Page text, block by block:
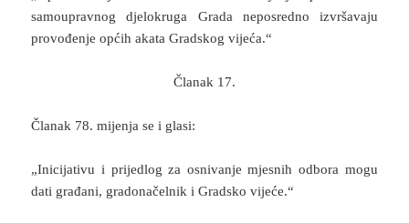
samoupravnog djelokruga Grada neposredno izvršavaju
provođenje općih akata Gradskog vijeća.“
Članak 17.
Članak 78. mijenja se i glasi:
„Inicijativu i prijedlog za osnivanje mjesnih odbora mogu
dati građani, gradonačelnik i Gradsko vijeće.“